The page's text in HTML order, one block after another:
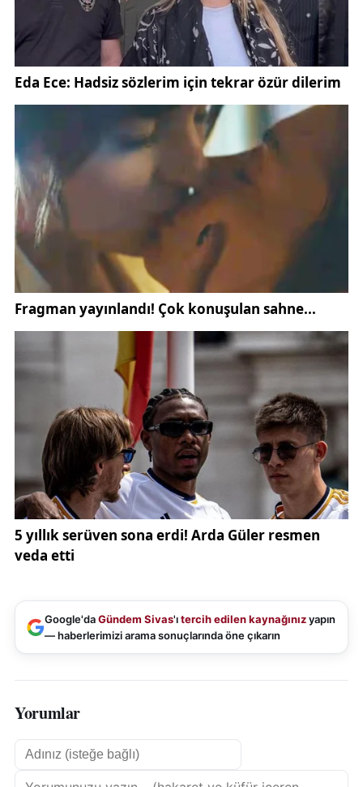
Google'daGündem Sivas'ıtercih edilen kaynağınızyapın
— haberlerimizi arama sonuçlarında öne çıkarın
Yorumlar